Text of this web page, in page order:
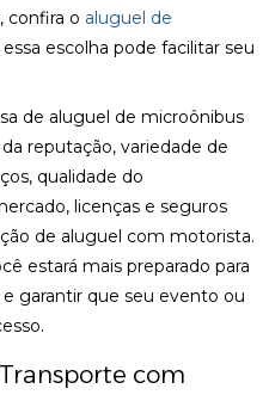
confira o aluguel de
escolha pode facilitar seu
de aluguel de microônibus
reputação, variedade de
qualidade do
licenças e seguros
de aluguel com motorista.
estará mais preparado para
garantir que seu evento ou
com